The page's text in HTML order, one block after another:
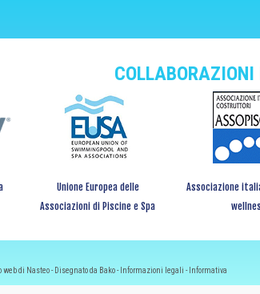
COLLABORAZIONI
Unione Europea delle
Associazioni di Piscine e Spa
Associazione
di Nasteo - Disegnato da Bako - Informazioni legali - Informativa